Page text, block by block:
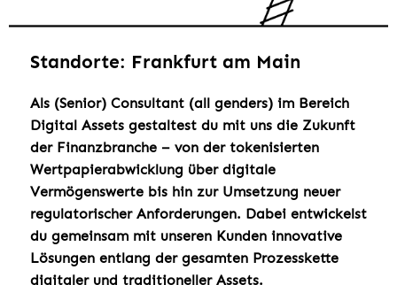
Standorte: Frankfurt am Main
Als (Senior) Consultant (all genders) im Bereich
Digital Assets gestaltest du mit uns die Zukunft
der Finanzbranche – von der tokenisierten
Wertpapierabwicklung über digitale
Vermögenswerte bis hin zur Umsetzung neuer
regulatorischer Anforderungen. Dabei entwickelst
du gemeinsam mit unseren Kunden innovative
Lösungen entlang der gesamten Prozesskette
digitaler und traditioneller Assets.